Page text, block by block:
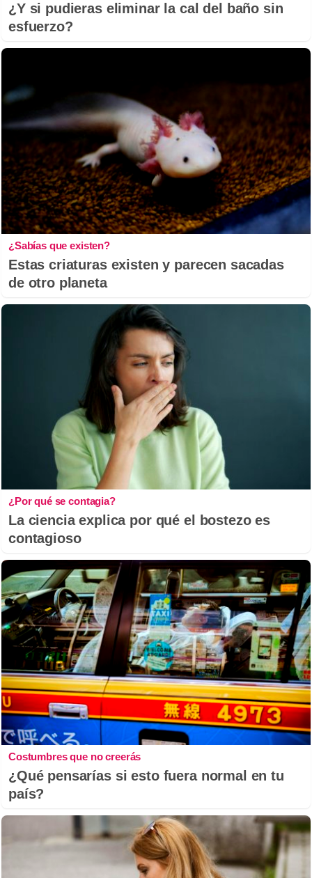
¿Y si pudieras eliminar la cal del baño sin
esfuerzo?
¿Sabías que existen?
Estas criaturas existen y parecen sacadas
de otro planeta
¿Por qué se contagia?
La ciencia explica por qué el bostezo es
contagioso
Costumbres que no creerás
¿Qué pensarías si esto fuera normal en tu
país?